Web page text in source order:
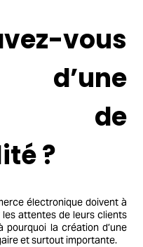
vous
de
?
électronique doivent à
attentes de leurs clients
pourquoi la création d’une
et surtout importante.